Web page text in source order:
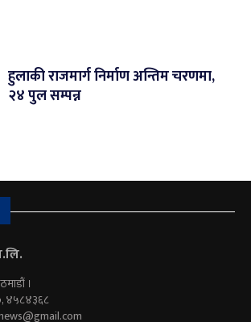
हुलाकी राजमार्ग निर्माण अन्तिम चरणमा,
२४ पुल सम्पन्न
।
४५८४३६८